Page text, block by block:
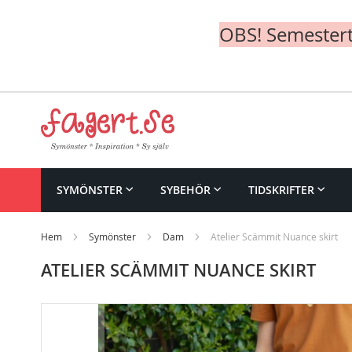
OBS!
Content
SYMÖNSTER SYBEHÖR TIDSKRIFTER
Hem Symönster Dam Atelier Scämmit Nuance skirt
ATELIER SCÄMMIT NUANCE SKIRT